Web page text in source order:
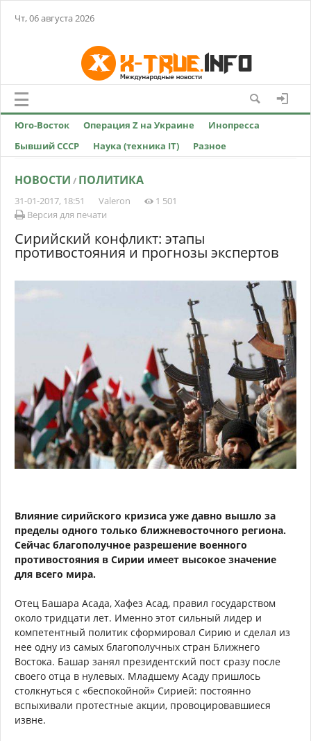
Чт, 06 августа 2026
Юго-Восток Операция Z на Украине
Инопресса
Бывший СССР
Наука (техника IT) Разное
НОВОСТИ / ПОЛИТИКА
31-01-2017, 18:51 Valeron
1 501
Версия для печати
Сирийский конфликт: этапы
противостояния и прогнозы экспертов
Влияние сирийского кризиса уже давно вышло за
пределы одного только ближневосточного региона.
Сейчас благополучное разрешение военного
противостояния в Сирии имеет высокое значение
для всего мира.
Отец Башара Асада, Хафез Асад, правил государством
около тридцати лет. Именно этот сильный лидер и
компетентный политик сформировал Сирию и сделал из
нее одну из самых благополучных стран Ближнего
Востока. Башар занял президентский пост сразу после
своего отца в нулевых. Младшему Асаду пришлось
столкнуться с «беспокойной» Сирией: постоянно
вспыхивали протестные акции, провоцировавшиеся
извне.